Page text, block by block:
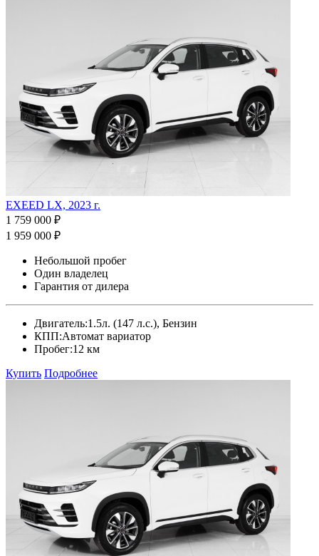
EXEED LX, 2023 г.
1 759 000 ₽
1 959 000 ₽
Небольшой пробег
Один владелец
Гарантия от дилера
Двигатель:1.5л. (147 л.с.), Бензин
КПП:Автомат вариатор
Пробег:12 км
Купить Подробнее